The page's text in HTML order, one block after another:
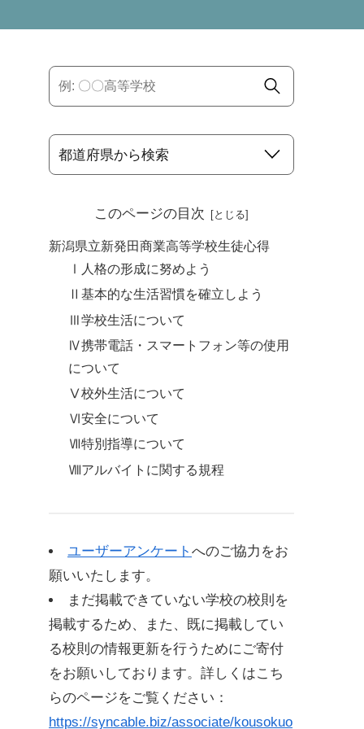
このページの目次
新潟県立新発田商業高等学校生徒心得
Ⅰ人格の形成に努めよう
Ⅱ基本的な生活習慣を確立しよう
Ⅲ学校生活について
Ⅳ携帯電話・スマートフォン等の使用
について
Ⅴ校外生活について
Ⅵ安全について
Ⅶ特別指導について
Ⅷアルバイトに関する規程
新潟県立新発田商業高等学校夏季服装(略
新潟県立新発田商業高等学校交通に関す
る規程
1自転車通学について
2バイク免許取得について
3自動車免許取得について
4交通事故、または道路交通法に違反
ユーザーアンケート へのご協力をお
願いいたします。
まだ掲載できていない学校の校則を
掲載するため、また、既に掲載してい
る校則の情報更新を行うためにご寄付
をお願いしております。詳しくはこち
らのページをご覧ください：
https://syncable.biz/associate/kousokuo